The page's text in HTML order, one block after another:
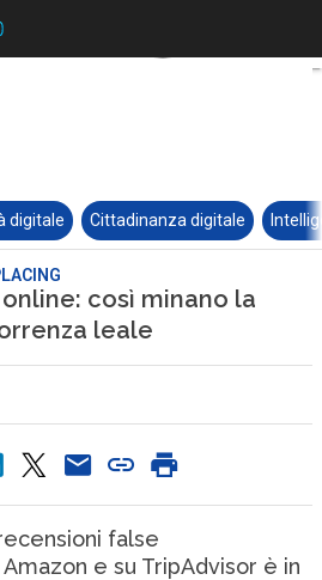
digitale Cittadinanza digitale
così minano la
leale
false
e su TripAdvisor è in